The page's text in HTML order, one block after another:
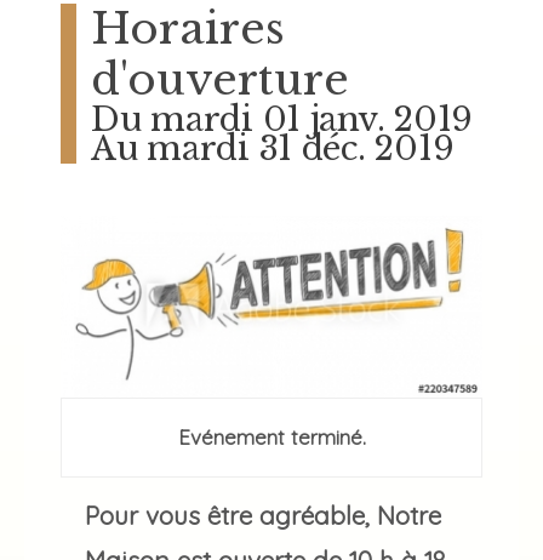
Horaires
d'ouverture
Du mardi 01 janv. 2019
Au mardi 31 déc. 2019
Evénement terminé.
Pour vous être agréable, Notre